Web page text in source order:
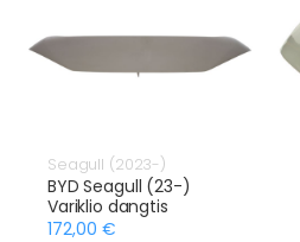
Seagull (2023-)
BYD Seagull (23-)
Variklio dangtis
172,00 €